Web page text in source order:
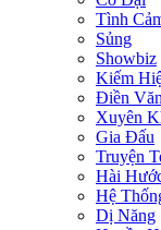
Tình
Sủng
Showbiz
Kiếm
Điền Văn
Xuyên
Gia Đấu
Truyện
Hài
Hệ
Dị Năng